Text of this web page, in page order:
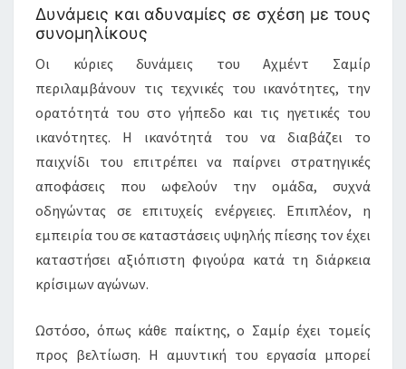
Δυνάμεις και αδυναμίες σε σχέση με τους
συνομηλίκους
Οι κύριες δυνάμεις του Αχμέντ Σαμίρ
περιλαμβάνουν τις τεχνικές του ικανότητες, την
ορατότητά του στο γήπεδο και τις ηγετικές του
ικανότητες. Η ικανότητά του να διαβάζει το
παιχνίδι του επιτρέπει να παίρνει στρατηγικές
αποφάσεις που ωφελούν την ομάδα, συχνά
οδηγώντας σε επιτυχείς ενέργειες. Επιπλέον, η
εμπειρία του σε καταστάσεις υψηλής πίεσης τον έχει
καταστήσει αξιόπιστη φιγούρα κατά τη διάρκεια
κρίσιμων αγώνων.
Ωστόσο, όπως κάθε παίκτης, ο Σαμίρ έχει τομείς
προς βελτίωση. Η αμυντική του εργασία μπορεί